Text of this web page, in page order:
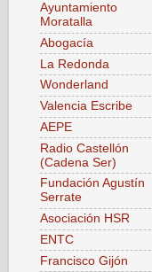
Ayuntamiento
Moratalla
Abogacía
La Redonda
Wonderland
Valencia Escribe
AEPE
Radio Castellón
(Cadena Ser)
Fundación Agustín
Serrate
Asociación HSR
ENTC
Francisco Gijón